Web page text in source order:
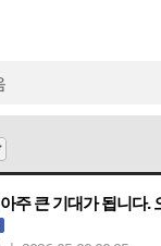
주 큰 기대가 됩니다.